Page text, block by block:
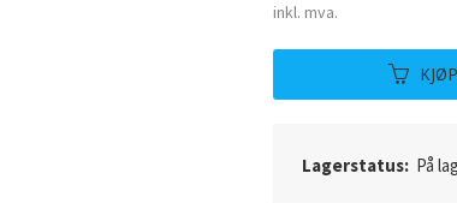
inkl. mva.
KJØP
Lagerstatus: På